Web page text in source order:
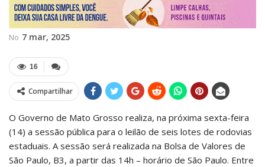
No 7 mar, 2025
16
Compartilhar
O Governo de Mato Grosso realiza, na próxima sexta-feira
(14) a sessão pública para o leilão de seis lotes de rodovias
estaduais. A sessão será realizada na Bolsa de Valores de
São Paulo, B3, a partir das 14h – horário de São Paulo. Entre